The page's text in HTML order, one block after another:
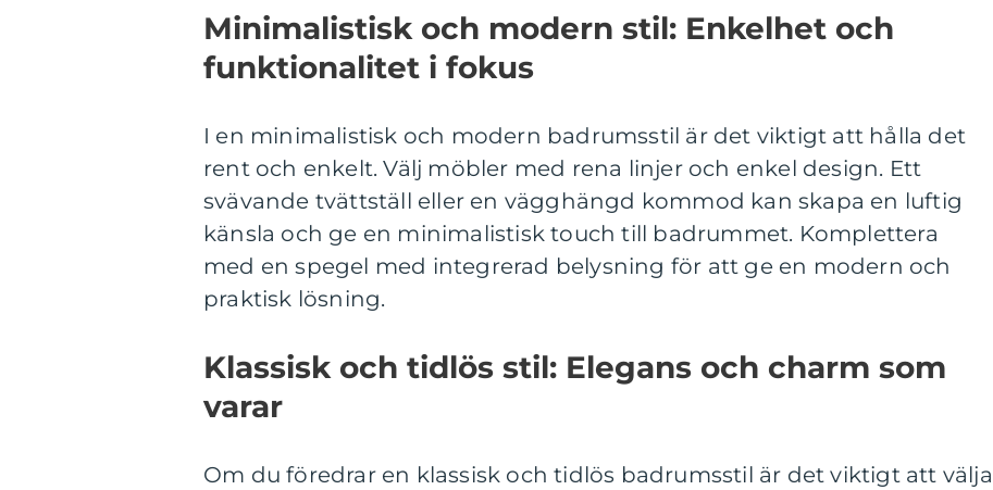
Minimalistisk och modern stil: Enkelhet och
funktionalitet i fokus
I en minimalistisk och modern badrumsstil är det viktigt att hålla det
rent och enkelt. Välj möbler med rena linjer och enkel design. Ett
svävande tvättställ eller en vägghängd kommod kan skapa en luftig
känsla och ge en minimalistisk touch till badrummet. Komplettera
med en spegel med integrerad belysning för att ge en modern och
praktisk lösning.
Klassisk och tidlös stil: Elegans och charm som
varar
Om du föredrar en klassisk och tidlös badrumsstil är det viktigt att välja